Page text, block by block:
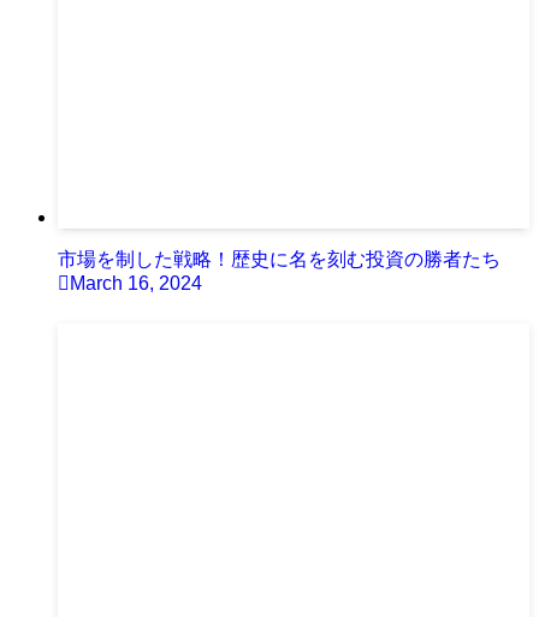
市場を制した戦略！歴史に名を刻む投資の勝者たち
March 16, 2024